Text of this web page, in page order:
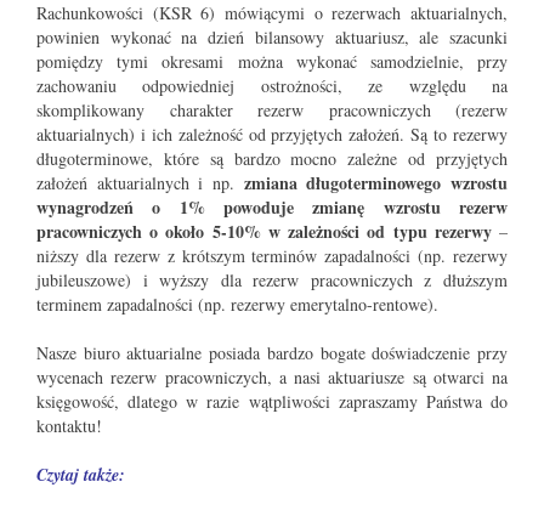
Rachunkowości (KSR 6) mówiącymi o rezerwach aktuarialnych,
powinien wykonać na dzień bilansowy aktuariusz, ale szacunki
pomiędzy tymi okresami można wykonać samodzielnie, przy
zachowaniu odpowiedniej ostrożności, ze względu na
skomplikowany charakter rezerw pracowniczych (rezerw
aktuarialnych) i ich zależność od przyjętych założeń. Są to rezerwy
długoterminowe, które są bardzo mocno zależne od przyjętych
założeń aktuarialnych i np. zmiana długoterminowego wzrostu
wynagrodzeń o 1% powoduje zmianę wzrostu rezerw
pracowniczych o około 5-10% w zależności od typu rezerwy–
niższy dla rezerw z krótszym terminów zapadalności (np. rezerwy
jubileuszowe) i wyższy dla rezerw pracowniczych z dłuższym
terminem zapadalności (np. rezerwy emerytalno-rentowe).
Nasze biuro aktuarialne posiada bardzo bogate doświadczenie przy
wycenach rezerw pracowniczych, a nasi aktuariusze są otwarci na
księgowość, dlatego w razie wątpliwości zapraszamy Państwa do
kontaktu!
Czytaj także: